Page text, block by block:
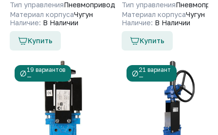
Тип управленияПневмопривод
Материал корпусаЧугун
Наличие: В Наличии
Купить
Тип управления
Материал корпусаЧугун
Наличие: В Наличии
Купить
19 вариантов
—
21 вариант
—